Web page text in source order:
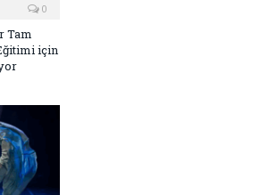
0
Tam
için